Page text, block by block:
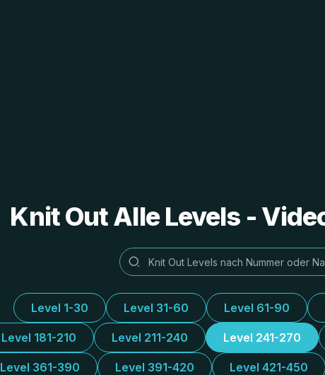
Knit Out Alle Levels -
Level 1-30 Level 31-60 Level 61-90
Level 181-210 Level 211-240 Level 241-270
Level 361-390 Level 391-420 Level 421-450